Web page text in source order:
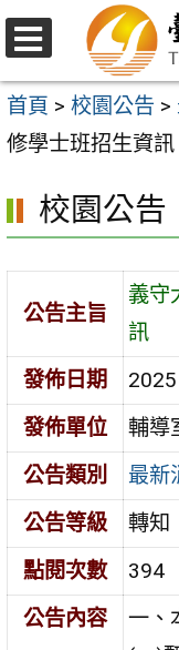
跳
至
主
要
容
區
選
單
首頁 > 校園公告 >
修學士班招生資訊
校園公告
公告主旨
義守
訊
發佈日期
發佈單位
輔導
公告類別
最新
公告等級
轉知
點閱次數
394
公告內容
一、